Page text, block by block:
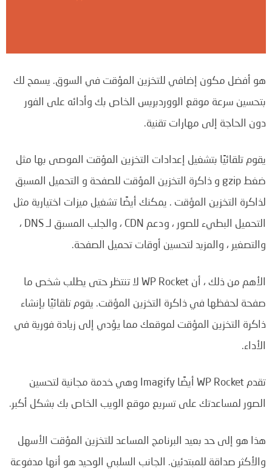
هو أفضل مكون إضافي للتخزين المؤقت في السوق. يسمح لك
بتحسين سرعة موقع الووردبريس الخاص بك وأدائه على الفور
دون الحاجة إلى مهارات تقنية.
يقوم تلقائيًا بتشغيل إعدادات التخزين المؤقت الموصى بها مثل
ضغط gzip و ذاكرة التخزين المؤقت للصفحة و التحميل المسبق
لذاكرة التخزين المؤقت . يمكنك أيضًا تشغيل ميزات اختيارية مثل
التحميل البطيء للصور ، ودعم CDN ، والجلب المسبق لـ DNS ،
والتصغير ، والمزيد لتحسين أوقات تحميل الصفحة.
الأهم من ذلك ، أن WP Rocket لا تنتظر حتى يطلب شخص ما
صفحة لحفظها في ذاكرة التخزين المؤقت. يقوم تلقائيًا بإنشاء
ذاكرة التخزين المؤقت لموقعك مما يؤدي إلى زيادة فورية في
الأداء.
تقدم WP Rocket أيضًا Imagify وهي خدمة مجانية لتحسين
الصور لمساعدتك على تسريع موقع الويب الخاص بك بشكل أكبر.
هذا هو إلى حد بعيد البرنامج المساعد للتخزين المؤقت الأسهل
والأكثر صداقة للمبتدئين. الجانب السلبي الوحيد هو أنها مدفوعة